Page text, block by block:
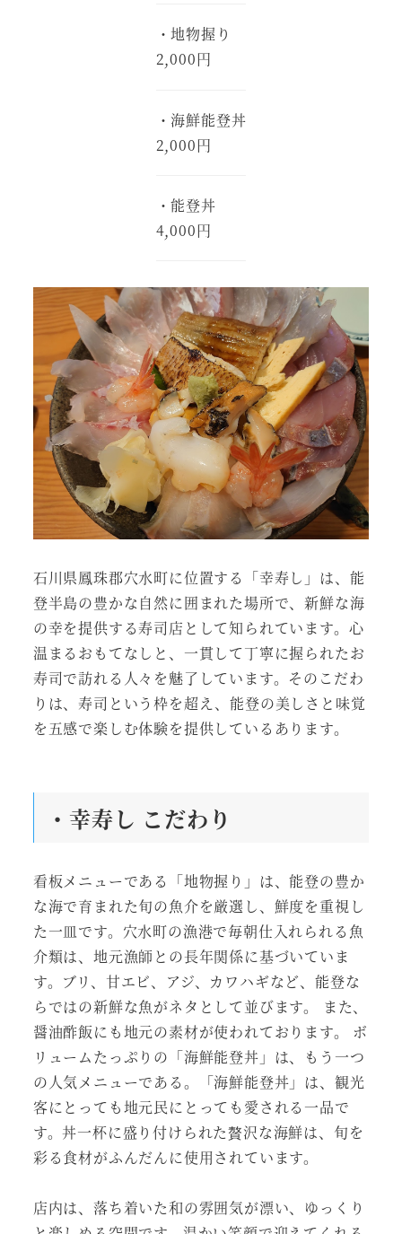
・地物握り
2,000円
・海鮮能登丼
2,000円
・能登丼
4,000円
石川県鳳珠郡穴水町に位置する「幸寿し」は、能
登半島の豊かな自然に囲まれた場所で、新鮮な海
の幸を提供する寿司店として知られています。心
温まるおもてなしと、一貫して丁寧に握られたお
寿司で訪れる人々を魅了しています。そのこだわ
りは、寿司という枠を超え、能登の美しさと味覚
を五感で楽しむ体験を提供しているあります。
・幸寿し こだわり
看板メニューである「地物握り」は、能登の豊か
な海で育まれた旬の魚介を厳選し、鮮度を重視し
た一皿です。穴水町の漁港で毎朝仕入れられる魚
介類は、地元漁師との長年関係に基づいていま
す。ブリ、甘エビ、アジ、カワハギなど、能登な
らではの新鮮な魚がネタとして並びます。 また、
醤油酢飯にも地元の素材が使われております。 ボ
リュームたっぷりの「海鮮能登丼」は、もう一つ
の人気メニューである。「海鮮能登丼」は、観光
客にとっても地元民にとっても愛される一品で
す。丼一杯に盛り付けられた贅沢な海鮮は、旬を
彩る食材がふんだんに使用されています。
店内は、落ち着いた和の雰囲気が漂い、ゆっくり